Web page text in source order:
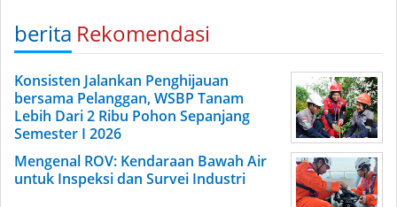
berita Rekomendasi
Konsisten Jalankan Penghijauan
bersama Pelanggan, WSBP Tanam
Lebih Dari 2 Ribu Pohon Sepanjang
Semester I 2026
Mengenal ROV: Kendaraan Bawah Air
untuk Inspeksi dan Survei Industri